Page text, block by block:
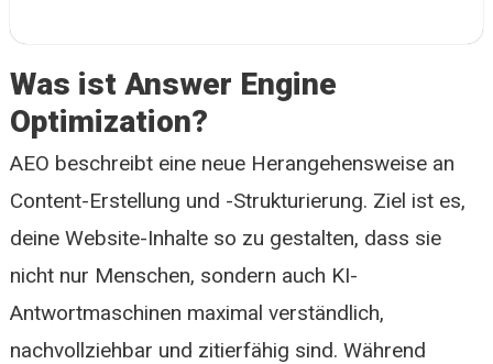
Was ist Answer Engine
Optimization?
AEO beschreibt eine neue Herangehensweise an
Content-Erstellung und -Strukturierung. Ziel ist es,
deine Website-Inhalte so zu gestalten, dass sie
nicht nur Menschen, sondern auch KI-
Antwortmaschinen maximal verständlich,
nachvollziehbar und zitierfähig sind. Während